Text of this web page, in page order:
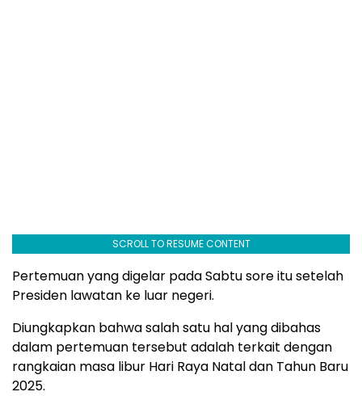
SCROLL TO RESUME CONTENT
Pertemuan yang digelar pada Sabtu sore itu setelah
Presiden lawatan ke luar negeri.
Diungkapkan bahwa salah satu hal yang dibahas
dalam pertemuan tersebut adalah terkait dengan
rangkaian masa libur Hari Raya Natal dan Tahun Baru
2025.